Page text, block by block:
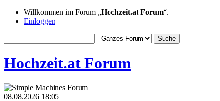
Willkommen im Forum „Hochzeit.at Forum“.
Einloggen
Hochzeit.at Forum
08.08.2026 18:05